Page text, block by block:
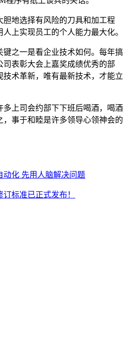
地选择有风险的刀具和加工程
上实现员工的个人能力最大化。
之一是看企业技术如何。每年搞
表彰大会上嘉奖成绩优秀的部
术革新，唯有最新技术，才能立
上司会约部下下班后喝酒，喝酒
，事于和睦是许多领导心领神会的
动化 先用人脑解决问题
订标准已正式发布！